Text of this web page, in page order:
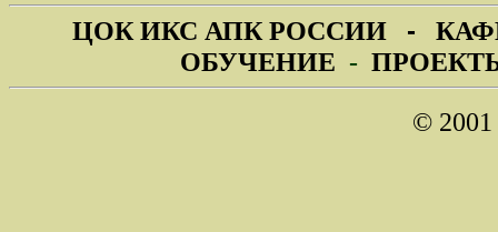
ЦОК ИКС АПК РОССИИ -
ОБУЧЕНИЕ -
©